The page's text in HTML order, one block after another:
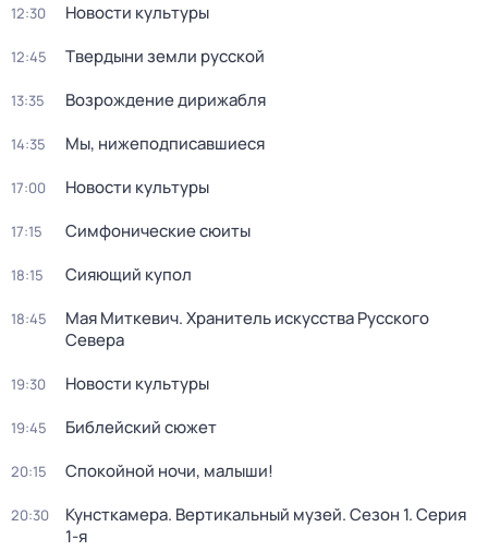
12:30 Новости культуры
12:45 Твердыни земли русской
13:35 Возрождение дирижабля
14:35 Мы, нижеподписавшиеся
17:00 Новости культуры
17:15 Симфонические сюиты
18:15 Сияющий купол
18:45
Мая Миткевич. Хранитель искусства Русского
Севера
19:30 Новости культуры
19:45 Библейский сюжет
20:15 Спокойной ночи, малыши!
20:30 Кунсткамера. Вертикальный музей. Сезон 1. Серия
1-я